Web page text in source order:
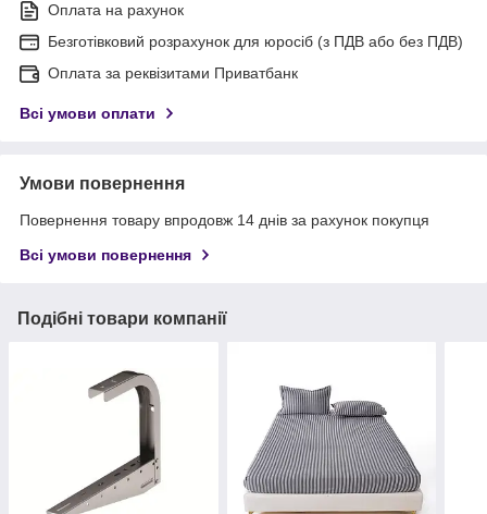
Оплата на рахунок
Безготівковий розрахунок для юросіб (з ПДВ або без ПДВ)
Оплата за реквізитами Приватбанк
Всі умови оплати
Умови повернення
Повернення товару впродовж 14 днів за рахунок покупця
Всі умови повернення
Подібні товари компанії